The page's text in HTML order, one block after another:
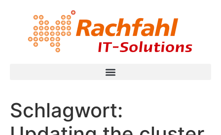
Schlagwort: